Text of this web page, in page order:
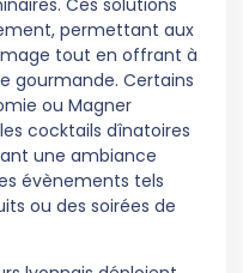
permettant aux
tout en offrant à
gourmande. Certains
ou Magner
cocktails dînatoires
une ambiance
évènements tels
ou des soirées de